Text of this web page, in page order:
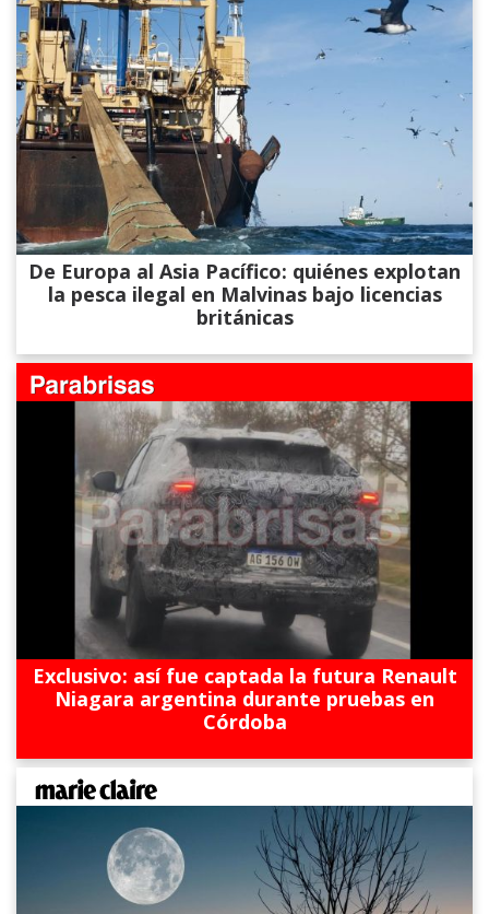
De Europa al Asia Pacífico: quiénes explotan
la pesca ilegal en Malvinas bajo licencias
británicas
Exclusivo: así fue captada la futura Renault
Niagara argentina durante pruebas en
Córdoba